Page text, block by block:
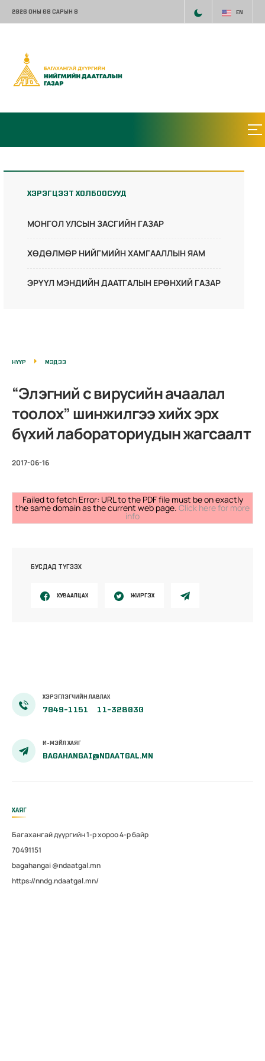
2026 ОНЫ 08 САРЫН 8 EN
ХЭРЭГЦЭЭТ ХОЛБООСУУД
МОНГОЛ УЛСЫН ЗАСГИЙН ГАЗАР
ХӨДӨЛМӨР НИЙГМИЙН ХАМГААЛЛЫН ЯАМ
ЭРҮҮЛ МЭНДИЙН ДААТГАЛЫН ЕРӨНХИЙ ГАЗАР
НҮҮР МЭДЭЭ
“Элэгний с вирусийн ачаалал
тоолох” шинжилгээ хийх эрх
бүхий лабораториудын жагсаалт
2017-06-16
Failed to fetch Error: URL to the PDF file must be on exactly
the same domain as the current web page. Click here for more
info
БУСДАД ТҮГЭЭХ
ХУВААЛЦАХ ЖИРГЭХ
ХЭРЭГЛЭГЧИЙН ЛАВЛАХ
7049-1151 11-328030
И-МЭЙЛ ХАЯГ
BAGAHANGAI@NDAATGAL.MN
ХАЯГ
Багахангай дүүргийн 1-р хороо 4-р байр
70491151
bagahangai @ndaatgal.mn
https://nndg.ndaatgal.mn/